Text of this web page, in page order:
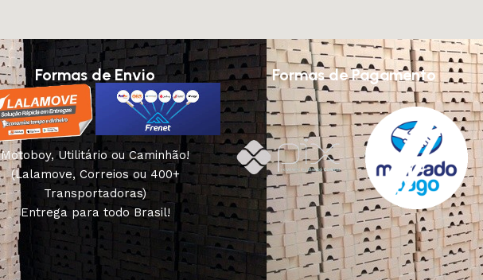
Formas de Envio
Motoboy, Utilitário ou Caminhão!
(Lalamove, Correios ou 400+
Transportadoras)
Entrega para todo Brasil!
Formas de Pagamento